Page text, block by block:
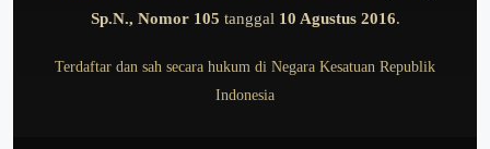
Sp.N., Nomor 105 tanggal 10 Agustus 2016.
Terdaftar dan sah secara hukum di Negara Kesatuan Republik
Indonesia